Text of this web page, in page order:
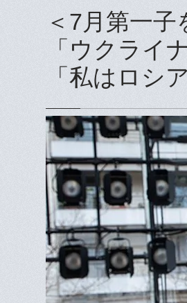
＜7月第一
「ウクライ
「私はロシ